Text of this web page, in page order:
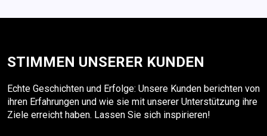
STIMMEN UNSERER KUNDEN
Echte Geschichten und Erfolge: Unsere Kunden berichten von
ihren Erfahrungen und wie sie mit unserer Unterstützung ihre
Ziele erreicht haben. Lassen Sie sich inspirieren!